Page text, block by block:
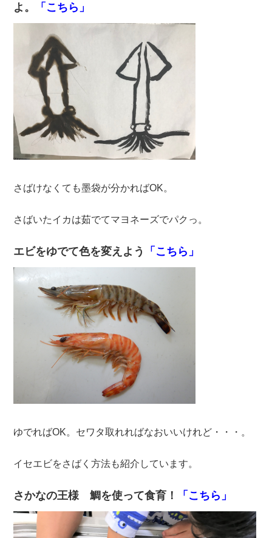
よ。
「こちら」
さばけなくても墨袋が分かればOK。
さばいたイカは茹でてマヨネーズでパクっ。
エビをゆでて色を変えよう 「こちら」
ゆでればOK。セワタ取れればなおいいけれど・・・。
イセエビをさばく方法も紹介しています。
さかなの王様 鯛を使って食育！ 「こちら」